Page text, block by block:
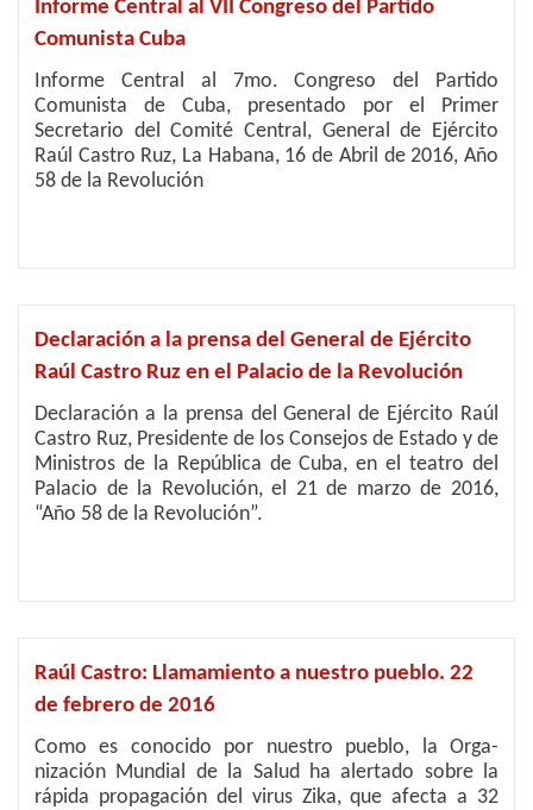
Informe Central al VII Congreso del Partido
Comunista Cuba
Informe Central al 7mo. Congreso del Partido
Comunista de Cuba, presentado por el Primer
Secretario del Comité Cen­tral, General de Ejército
Raúl Castro Ruz, La Habana, 16 de Abril de 2016, Año
58 de la Revolución
Declaración a la prensa del General de Ejército
Raúl Castro Ruz en el Palacio de la Revolución
Declaración a la prensa del General de Ejército Raúl
Castro Ruz, Presidente de los Consejos de Estado y de
Ministros de la República de Cuba, en el teatro del
Palacio de la Revolución, el 21 de marzo de 2016,
“Año 58 de la Revolución”.
Raúl Castro: Llamamiento a nuestro pueblo. 22
de febrero de 2016
Como es conocido por nuestro pueblo, la Orga­
nización Mun­dial de la Sa­lud ha alertado sobre la
rápida propagación del virus Zi­ka, que afecta a 32